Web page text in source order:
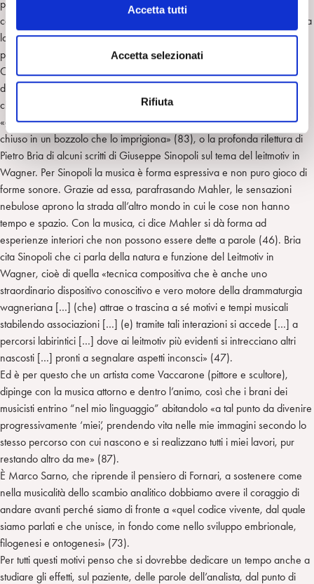
c
o
n
s
e
n
o
Accetta tutti
Accetta selezionati
Rifiuta
produce in certi casi deliri megalomanici e in altri (come in Mozart)
comporti invece uno sviluppo geniale? Resta il mistero inesplicabile della
loro creatività […] (che) non si può ridurre ad un meccanismo…
psicopatologico» (44).
Ci sono poi osservazioni, quasi parallele, sebbene profondamente
diverse, di Corrado De Agostini sull’apparente vitalità di Don Giovanni,
che nel conquistare le sue 2065 donne, da catalogo, fa trasparire il
«gelo che si annida nella veste di una sfrenata, incosciente allegria […]
chiuso in un bozzolo che lo imprigiona» (83), o la profonda rilettura di
Pietro Bria di alcuni scritti di Giuseppe Sinopoli sul tema del leitmotiv in
Wagner. Per Sinopoli la musica è forma espressiva e non puro gioco di
forme sonore. Grazie ad essa, parafrasando Mahler, le sensazioni
nebulose aprono la strada all’altro mondo in cui le cose non hanno
tempo e spazio. Con la musica, ci dice Mahler si dà forma ad
esperienze interiori che non possono essere dette a parole (46). Bria
cita Sinopoli che ci parla della natura e funzione del Leitmotiv in
Wagner, cioè di quella «tecnica compositiva che è anche uno
straordinario dispositivo conoscitivo e vero motore della drammaturgia
wagneriana […] (che) attrae o trascina a sé motivi e tempi musicali
stabilendo associazioni […] (e) tramite tali interazioni si accede […] a
percorsi labirintici […] dove ai leitmotiv più evidenti si intrecciano altri
nascosti […] pronti a segnalare aspetti inconsci» (47).
Ed è per questo che un artista come Vaccarone (pittore e scultore),
dipinge con la musica attorno e dentro l’animo, così che i brani dei
musicisti entrino “nel mio linguaggio” abitandolo «a tal punto da divenire
progressivamente ‘miei’, prendendo vita nelle mie immagini secondo lo
stesso percorso con cui nascono e si realizzano tutti i miei lavori, pur
restando altro da me» (87).
È Marco Sarno, che riprende il pensiero di Fornari, a sostenere come
nella musicalità dello scambio analitico dobbiamo avere il coraggio di
andare avanti perché siamo di fronte a «quel codice vivente, dal quale
siamo parlati e che unisce, in fondo come nello sviluppo embrionale,
filogenesi e ontogenesi» (73).
Per tutti questi motivi penso che si dovrebbe dedicare un tempo anche a
studiare gli effetti, sul paziente, delle parole dell’analista, dal punto di